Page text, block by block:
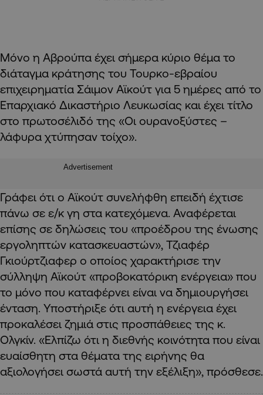
Μόνο η Αβρούπα έχει σήμερα κύριο θέμα το
διάταγμα κράτησης του Τουρκο-εβραίου
επιχειρηματία Σάιμον Αϊκούτ για 5 ημέρες από το
Επαρχιακό Δικαστήριο Λευκωσίας και έχει τίτλο
στο πρωτοσέλιδό της «Οι ουρανοξύστες –
λάφυρα χτύπησαν τοίχο».
Advertisement
Γράφει ότι ο Αϊκούτ συνελήφθη επειδή έχτισε
πάνω σε ε/κ γη στα κατεχόμενα. Αναφέρεται
επίσης σε δηλώσεις του «προέδρου της ένωσης
εργοληπτών κατασκευαστών», Τζιαφέρ
Γκιούρτζιαφερ ο οποίος χαρακτήρισε την
σύλληψη Αϊκούτ «προβοκατόρικη ενέργεια» που
το μόνο που καταφέρνει είναι να δημιουργήσει
ένταση. Υποστήριξε ότι αυτή η ενέργεια έχει
προκαλέσει ζημιά στις προσπάθειες της κ.
Ολγκίν. «Ελπίζω ότι η διεθνής κοινότητα που είναι
ευαίσθητη στα θέματα της ειρήνης θα
αξιολογήσει σωστά αυτή την εξέλιξη», πρόσθεσε.